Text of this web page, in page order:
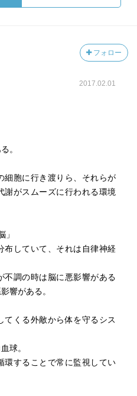
フォロー
2017.02.01
。
細胞に行き渡りら、それらが
謝がスムーズに行われる環境
」
布していて、それは自律神経
不調の時は脳に悪影響がある
響がある。
てくる外敵から体を守るシス
球。
環することで常に監視してい